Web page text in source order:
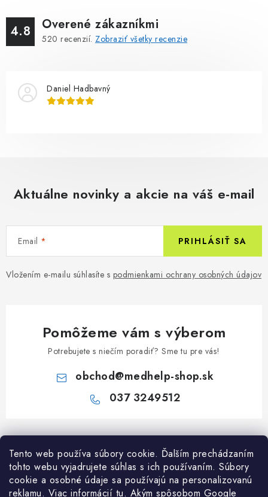
Tento web používa súbory cookie. Ďalším prechádzaním
tohto webu vyjadrujete súhlas s ich používaním. Súbory
cookie a osobné údaje sa používajú na personalizovanú
reklamu. Viac informácií tu. Akým spôsobom Google
4.8 Overené zákazníkmi
520 recenzií. Zobraziť všetky recenzie
Daniel Hadbavný
Aktuálne novinky a akcie na váš e-mail
Email
Vložením e-mailu súhlasíte s podmienkami ochrany osobných údajov
PRIHLÁSIŤ SA
Pomôžeme vám s výberom
Potrebujete s niečím poradiť? Sme tu pre vás!
obchod@medhelp-shop.sk
037 3249512
Z
á
Informácie pre vás
O firme
Všetko o nákupe